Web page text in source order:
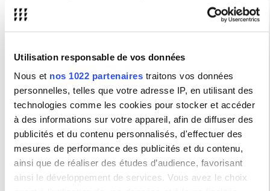
Utilisation responsable de vos données
Nous et nos 1022 partenaires traitons vos données
personnelles, telles que votre adresse IP, en utilisant des
technologies comme les cookies pour stocker et accéder
à des informations sur votre appareil, afin de diffuser des
publicités et du contenu personnalisés, d'effectuer des
mesures de performance des publicités et du contenu,
ainsi que de réaliser des études d’audience, favorisant
ainsi le développement de services. Vous avez le choix
Gance
(1927), cherchant à repousser ses limites techniques en
déployant des inventions techniques commandées par les
ambitions artistiques, et non l’inverse. Jean-Daniel Pollet cherchant
s’est perdue…
Comment de telles démarches, regardées comme des utopies,
ou pas – pour enrichir nos regards sur son histoire en même temps
qu’apercevoir des possibilités à défricher et élargir pour ses
développements à venir ? À l’heure où les développements
techniques numériques facilitent la production des films, selon
quelles ambitions renouvelées une nouvelle époque de l’art du
cinéma peut-elle s'ouvrir ?
Type : Colloque / Journée d'étude